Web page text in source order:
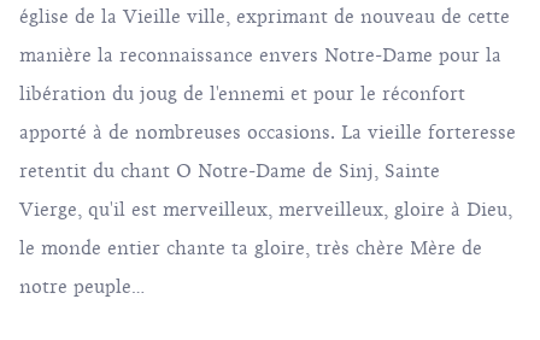
église de la Vieille ville, exprimant de nouveau de cette
manière la reconnaissance envers Notre-Dame pour la
libération du joug de l'ennemi et pour le réconfort
apporté à de nombreuses occasions. La vieille forteresse
retentit du chant O Notre-Dame de Sinj, Sainte
Vierge, qu'il est merveilleux, merveilleux, gloire à Dieu,
le monde entier chante ta gloire, très chère Mère de
notre peuple…